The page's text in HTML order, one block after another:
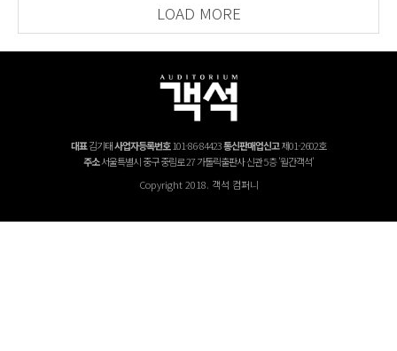
LOAD MORE
대표김기태사업자등록번호101-86-84423통신판매업신고제01-2602호
주소서울특별시 중구 중림로 27 가톨릭출판사 신관 5층 '월간객석'
Copyright 2018. 객석 컴퍼니